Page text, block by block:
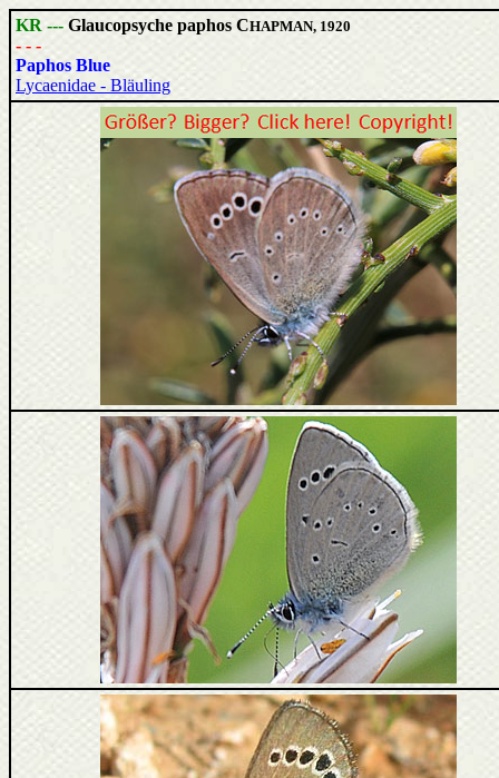
KR --- Glaucopsyche paphos CHAPMAN, 1920
- - -
Paphos Blue
Lycaenidae - Bläuling